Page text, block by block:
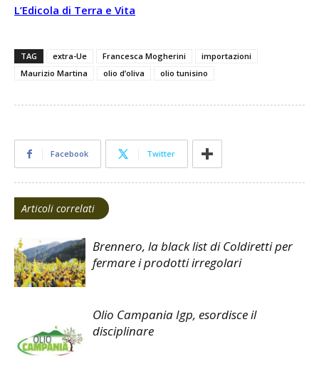
L’Edicola di Terra e Vita
TAG extra-Ue Francesca Mogherini
importazioni
Maurizio Martina
olio d’oliva olio tunisino
Facebook Twitter
Articoli correlati
Brennero, la black list di Coldiretti per
fermare i prodotti irregolari
Olio Campania Igp, esordisce il
disciplinare